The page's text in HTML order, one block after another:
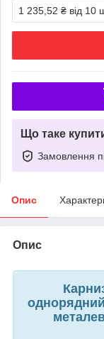
1 235,52 ₴ від 10
Що таке
Замовлення
Опис
Опис